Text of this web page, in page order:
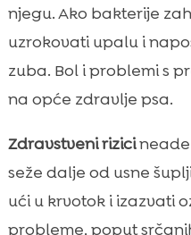
njegu. Ako bakterije
uzrokovati upalu i
zuba. Bol i problemi s
na opće zdravlje psa.
Zdravstveni rizici
seže dalje od usne
ući u krvotok i izazvati
probleme, poput